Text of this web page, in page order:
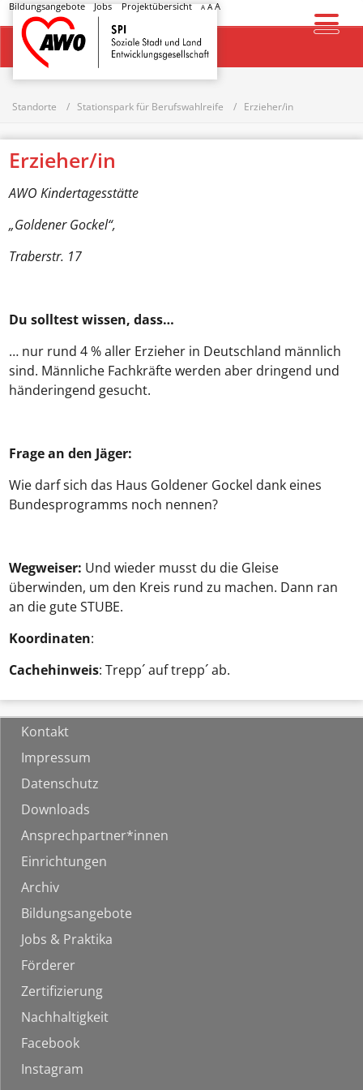
Bildungsangebote Jobs Projektübersicht A AA
Startseite
Standorte Stationspark für Berufswahlreife Erzieher/in
Erzieher/in
AWO Kindertagesstätte
„Goldener Gockel“,
Traberstr. 17
Du solltest wissen, dass…
… nur rund 4 % aller Erzieher in Deutschland männlich
sind. Männliche Fachkräfte werden aber dringend und
händeringend gesucht.
Frage an den Jäger:
Wie darf sich das Haus Goldener Gockel dank eines
Bundesprogramms noch nennen?
Wegweiser: Und wieder musst du die Gleise
überwinden, um den Kreis rund zu machen. Dann ran
an die gute STUBE.
Koordinaten:
Cachehinweis: Trepp´ auf trepp´ ab.
Kontakt
Impressum
Datenschutz
Downloads
Ansprechpartner*innen
Einrichtungen
Archiv
Bildungsangebote
Jobs & Praktika
Förderer
Zertifizierung
Nachhaltigkeit
Facebook
Instagram